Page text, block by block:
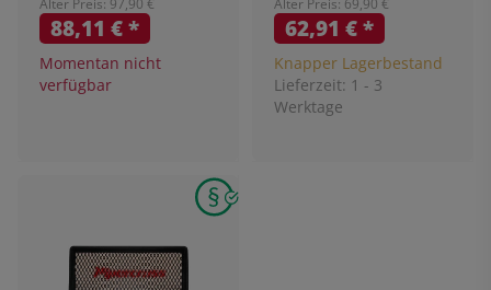
88,11 €*
Momentan nicht
verfügbar
62,91 €*
Knapper Lagerbestand
Lieferzeit: 1 - 3
Werktage